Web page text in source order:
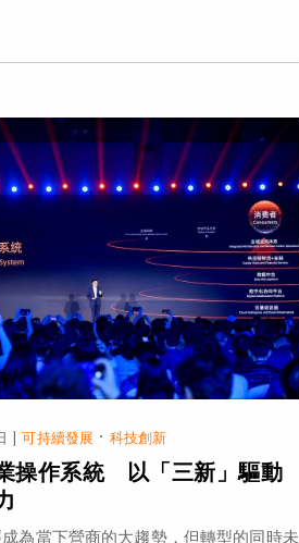
| 可持續發展 · 科技創新
操作系統 以「三新」驅動
為當下營商的大趨勢，但轉型的同時未